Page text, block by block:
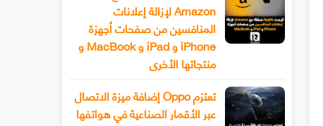
Amazon لإزالة إعلانات
المنافسين من صفحات أجهزة
iPhone و iPad و MacBook و
منتجاتها الأخرى
تعتزم Oppo إضافة ميزة الاتصال
عبر الأقمار الصناعية في هواتفها